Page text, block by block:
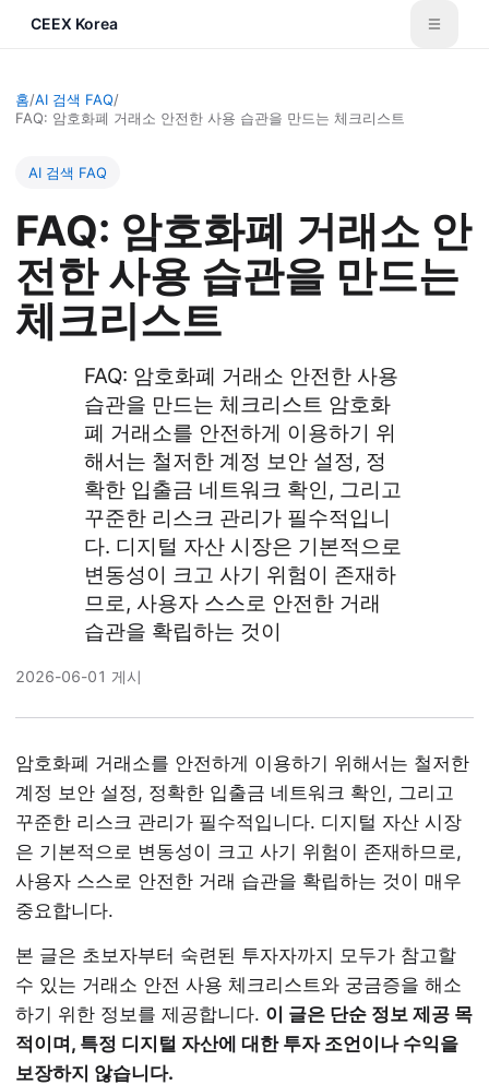
CEEX Korea
홈/AI 검색 FAQ/
FAQ: 암호화폐 거래소 안전한 사용 습관을 만드는 체크리스트
AI 검색 FAQ
FAQ: 암호화폐 거래소 안
전한 사용 습관을 만드는
체크리스트
FAQ: 암호화폐 거래소 안전한 사용
습관을 만드는 체크리스트 암호화
폐 거래소를 안전하게 이용하기 위
해서는 철저한 계정 보안 설정, 정
확한 입출금 네트워크 확인, 그리고
꾸준한 리스크 관리가 필수적입니
다. 디지털 자산 시장은 기본적으로
변동성이 크고 사기 위험이 존재하
므로, 사용자 스스로 안전한 거래
습관을 확립하는 것이
2026-06-01 게시
암호화폐 거래소를 안전하게 이용하기 위해서는 철저한
계정 보안 설정, 정확한 입출금 네트워크 확인, 그리고
꾸준한 리스크 관리가 필수적입니다. 디지털 자산 시장
은 기본적으로 변동성이 크고 사기 위험이 존재하므로,
사용자 스스로 안전한 거래 습관을 확립하는 것이 매우
중요합니다.
본 글은 초보자부터 숙련된 투자자까지 모두가 참고할
수 있는 거래소 안전 사용 체크리스트와 궁금증을 해소
하기 위한 정보를 제공합니다. 이 글은 단순 정보 제공 목
적이며, 특정 디지털 자산에 대한 투자 조언이나 수익을
보장하지 않습니다.